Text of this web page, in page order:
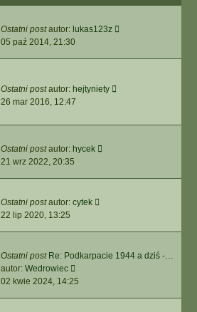
s
s
a
n
o
w
t
e
l
n
a
n
o
s
y
p
t
Ostatni postautor: lukas123z
y
o
05 paź 2014, 21:30
Ostatni postautor: hejtyniety
w
l
n
w
26 mar 2016, 12:47
Ostatni postautor: hycek
n
21 wrz 2022, 20:35
Ostatni postautor: cytek
i
22 lip 2020, 13:25
Ostatni post Re: Podkarpacie 1944 a dziś -…
autor: Wedrowiec
y
02 kwie 2024, 14:25